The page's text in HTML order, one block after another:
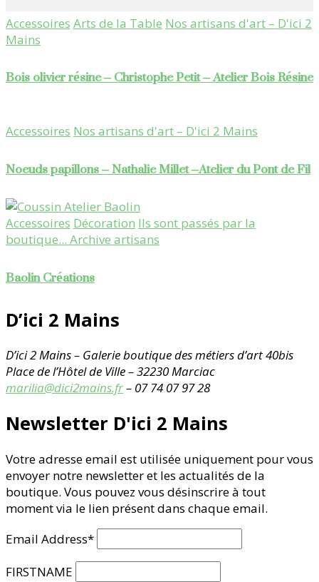
Accessoires Arts de la Table Nos artisans d'art – D'ici 2
Mains
Bois olivier résine – Christophe Petit – Atelier Bois Résine
Accessoires Nos artisans d'art – D'ici 2 Mains
Noeuds papillons – Nathalie Millet –Atelier du Pont de Fil
Accessoires Décoration Ils sont passés par la
boutique... Archive artisans
Baolin Créations
D’ici 2 Mains
D’ici 2 Mains – Galerie boutique des métiers d’art40bis
Place de l’Hôtel de Ville – 32230 Marciac
marilia@dici2mains.fr– 07 74 07 97 28
Newsletter D'ici 2 Mains
Votre adresse email est utilisée uniquement pour vous
envoyer notre newsletter et les actualités de la
boutique. Vous pouvez vous désinscrire à tout
moment via le lien présent dans chaque email.
Email Address*
FIRSTNAME